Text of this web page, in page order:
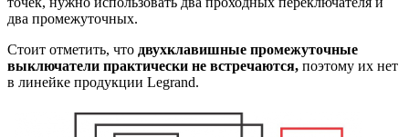
два промежуточных.
Стоит отметить, что двухклавишные промежуточные
выключатели практически не встречаются, поэтому их нет
в линейке продукции Legrand.